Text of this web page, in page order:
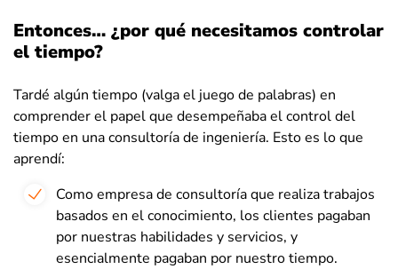
Entonces… ¿por qué necesitamos controlar
el tiempo?
Tardé algún tiempo (valga el juego de palabras) en
comprender el papel que desempeñaba el control del
tiempo en una consultoría de ingeniería. Esto es lo que
aprendí:
Como empresa de consultoría que realiza trabajos
basados en el conocimiento, los clientes pagaban
por nuestras habilidades y servicios, y
esencialmente pagaban por nuestro tiempo.